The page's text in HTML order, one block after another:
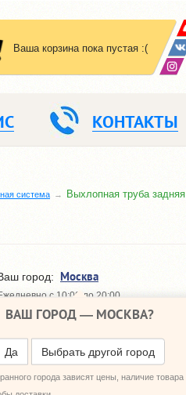
Ваша корзина пока пустая :(
КОНТАКТЫ
система Выхлопная труба задняя
город: Москва
ВАШ ГОРОД — МОСКВА?
Да Выбрать другой город
города зависят цены, наличие товара
ПЕРЕЗВОНИТЬ МНЕ
с 10:00 до 20:00
+7 (495) 648-64-30